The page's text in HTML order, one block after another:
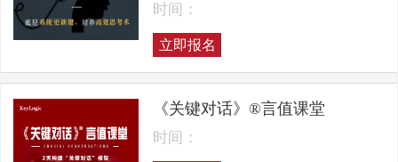
时间：
立即报名
《关键对话》®言值课堂
时间：